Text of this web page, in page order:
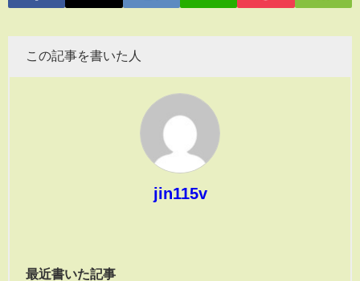
この記事を書いた人
jin115v
最近書いた記事